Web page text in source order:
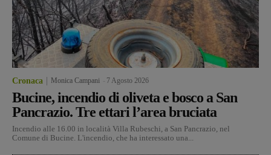
Cronaca Monica Campani 7 Agosto 2026
Bucine, incendio di oliveta e bosco a San
Pancrazio. Tre ettari l’area bruciata
Incendio alle 16.00 in località Villa Rubeschi, a San Pancrazio, nel
Comune di Bucine. L'incendio, che ha interessato una...